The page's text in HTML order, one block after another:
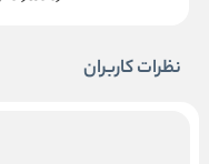
نظرات کاربران